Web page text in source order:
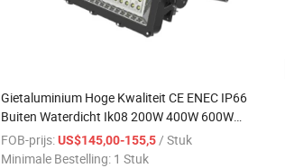
Gietaluminium Hoge Kwaliteit CE ENEC IP66
Buiten Waterdicht Ik08 200W 400W 600W
Magazijn Grote Oppervlakte Ophang Hoge Pol
Top Installatie Mast Lampen
FOB-prijs:US$145,00-155,5 / Stuk
Minimale Bestelling: 1 Stuk